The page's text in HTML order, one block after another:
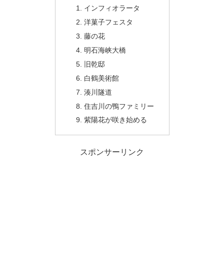
インフィオラータ
洋菓子フェスタ
藤の花
明石海峡大橋
旧乾邸
白鶴美術館
湊川隧道
住吉川の鴨ファミリー
紫陽花が咲き始める
スポンサーリンク